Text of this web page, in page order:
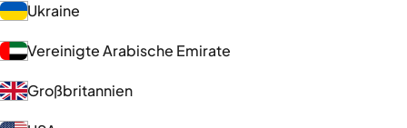
Ukraine
Vereinigte Arabische Emirate
Großbritannien